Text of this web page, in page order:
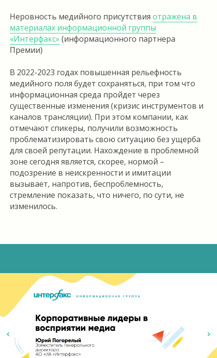
Неровность медийного присутствия отражена в
материалах информационной группы
«Интерфакс» (информационного партнера
Премии)
В 2022-2023 годах повышенная рельефность
медийного поля будет сохраняться, при том что
информационная среда пройдет через
существенные изменения (кризис инструментов и
каналов трансляции). При этом компании, как
отмечают спикеры, получили возможность
проблематизировать свою ситуацию без ущерба
для своей репутации. Нахождение в проблемной
зоне сегодня является, скорее, нормой –
подозрение в неискренности и имитации
вызывает, напротив, беспроблемность,
стремление показать, что ничего, по сути, не
изменилось.